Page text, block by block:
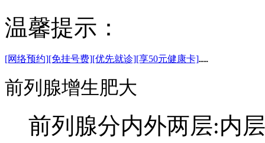
温馨提示：
[网络预约][免挂号费][优先就诊][享50元健康卡]……
前列腺增生肥大
前列腺分内外两层:内